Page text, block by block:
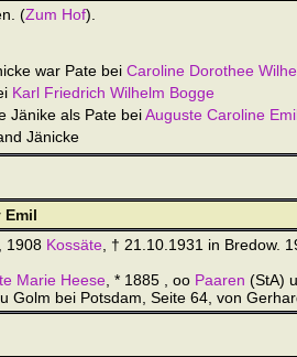
(Zum Hof).
war Pate bei Caroline Dorothee
Karl Friedrich Wilhelm Bogge
Jänike als Pate beiAuguste Caroline
Jänicke
Emil
1908 Kossäte , † 21.10.1931 in Bredow.
Marie Heese , * 1885 , oo Paaren (StA)
Golm bei Potsdam, Seite 64, von